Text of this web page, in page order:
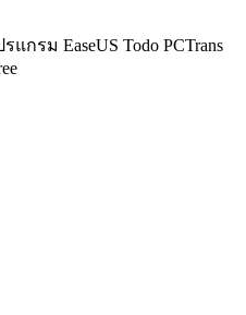
กรม EaseUS Todo PCTrans